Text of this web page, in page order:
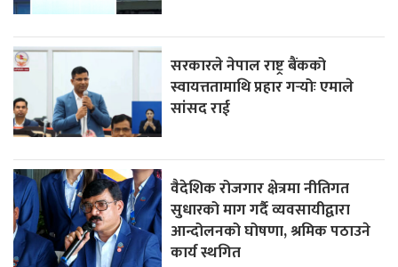
सरकारले नेपाल राष्ट्र बैंकको
स्वायत्ततामाथि प्रहार गर्‍योः एमाले
सांसद राई
वैदेशिक रोजगार क्षेत्रमा नीतिगत
सुधारको माग गर्दै व्यवसायीद्वारा
आन्दोलनको घोषणा, श्रमिक पठाउने
कार्य स्थगित